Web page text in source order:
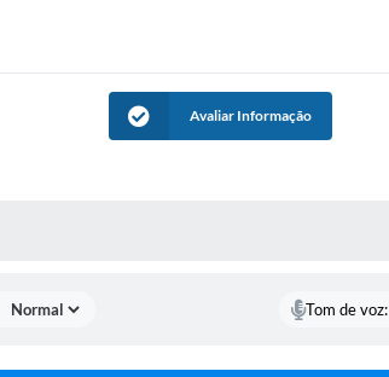
Avaliar Informação
Tom de voz: